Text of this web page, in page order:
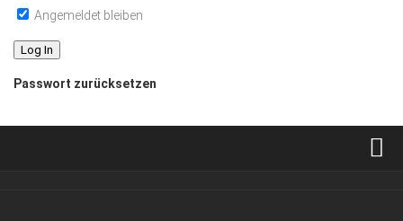
Angemeldet bleiben
Passwort zurücksetzen